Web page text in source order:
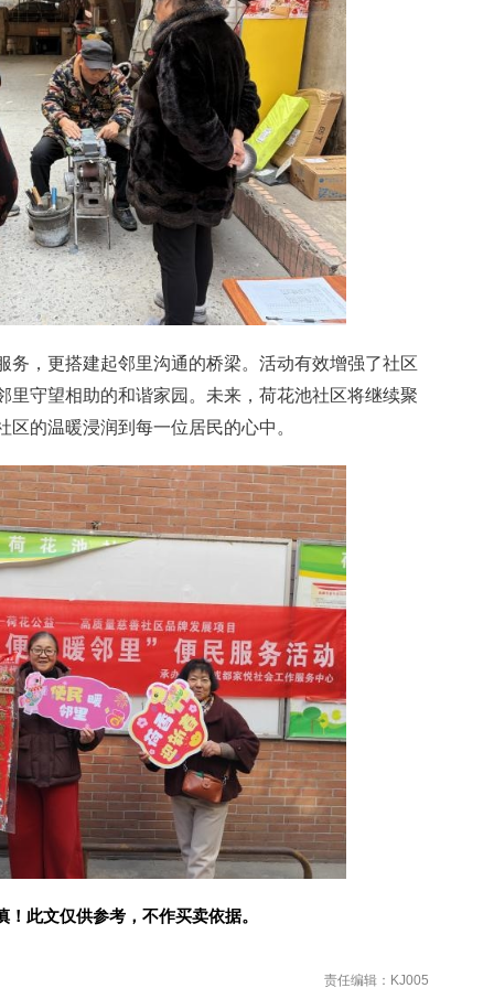
务，更搭建起邻里沟通的桥梁。活动有效增强了社区
里守望相助的和谐家园。未来，荷花池社区将继续聚
的温暖浸润到每一位居民的心中。
此文仅供参考，不作买卖依据。
责任编辑：KJ005